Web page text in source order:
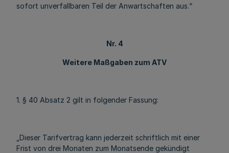
sofort unverfallbaren Teil der Anwartschaften aus.“
Nr. 4
Weitere Maßgaben zum ATV
1. § 40 Absatz 2 gilt in folgender Fassung:
„Dieser Tarifvertrag kann jederzeit schriftlich mit einer
Frist von drei Monaten zum Monatsende gekündigt